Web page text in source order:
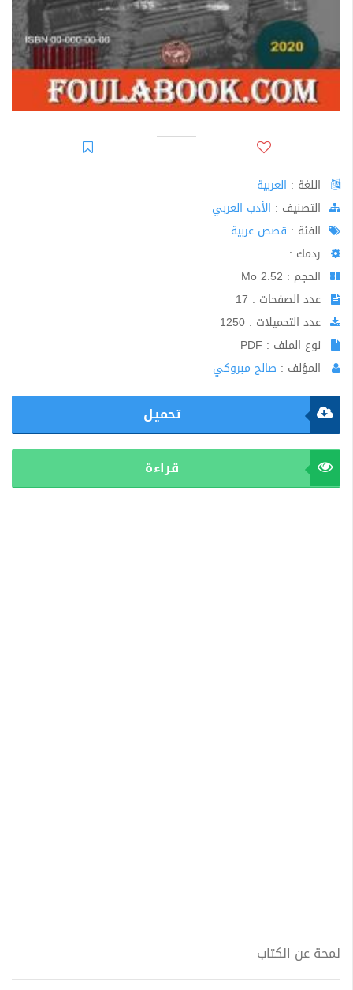
اللغة : العربية
اﻟﺘﺼﻨﻴﻒ : الأدب العربي
الفئة : قصص عربية
ردمك :
الحجم : 2.52 Mo
عدد الصفحات : 17
عدد التحميلات : 1250
نوع الملف : PDF
المؤلف : صالح مبروكي
تحميل
قراءة
لمحة عن الكتاب